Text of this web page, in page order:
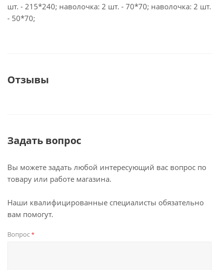
шт. - 215*240; наволочка: 2 шт. - 70*70; наволочка: 2 шт.
- 50*70;
Отзывы
Задать вопрос
Вы можете задать любой интересующий вас вопрос по
товару или работе магазина.
Наши квалифицированные специалисты обязательно
вам помогут.
Вопрос*